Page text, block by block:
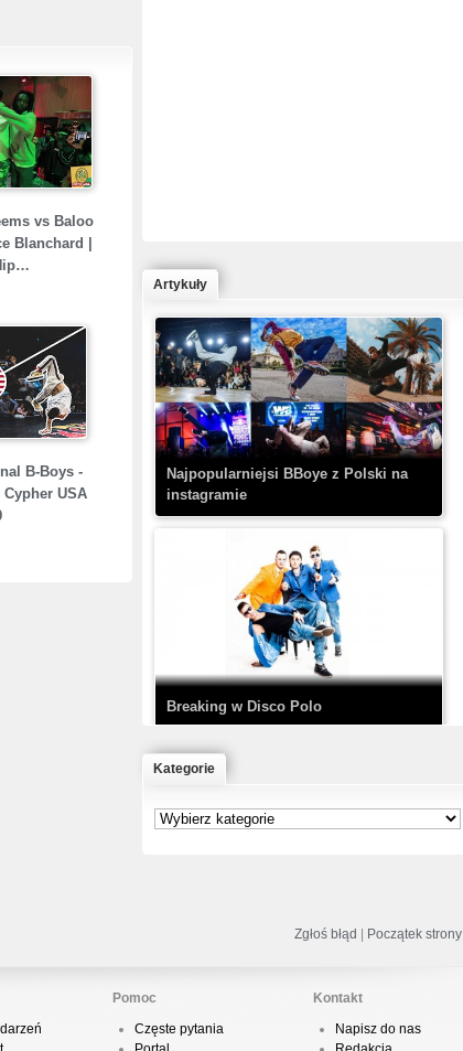
vs Baloo
Blanchard |
B-Boys -
Cypher USA
Kaczorex w najnowszym klipie: HRYPA
– Kobieta z walizką
TEDE & SIR MICH - KICKDOWN /
DISCO NOIR
Prod. Chubeats, Scratch:…
KrisBo - Cienie
Artykuły
Najpopularniejsi BBoye z Polski na
instagramie
Breaking w Disco Polo
Kategorie
Zgłoś błąd | Początek strony
Pomoc
Częste pytania
Kontakt
Napisz do nas